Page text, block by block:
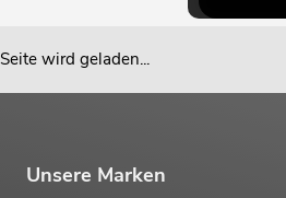
Seite wird geladen...
Unsere Marken